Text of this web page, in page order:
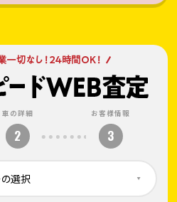
車の詳細
2
お客様情報
3